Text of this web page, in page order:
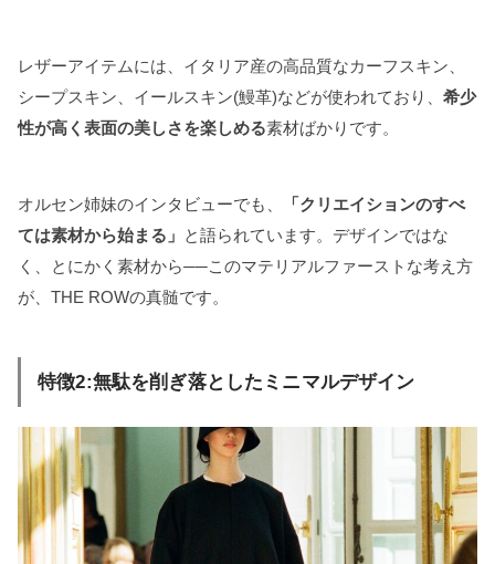
レザーアイテムには、イタリア産の高品質なカーフスキン、
シープスキン、イールスキン(鰻革)などが使われており、 希少
性が高く表面の美しさを楽しめる素材ばかりです。
オルセン姉妹のインタビューでも、
「クリエイションのすべ
ては素材から始まる」 と語られています。デザインではな
く、とにかく素材から──このマテリアルファーストな考え方
が、THE ROWの真髄です。
特徴2:無駄を削ぎ落としたミニマルデザイン